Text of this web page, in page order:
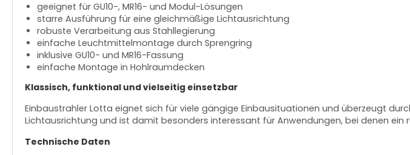
geeignet für GU10-, MR16- und Modul-Lösungen
starre Ausführung für eine gleichmäßige Lichtausrichtung
robuste Verarbeitung aus Stahllegierung
einfache Leuchtmittelmontage durch Sprengring
inklusive GU10- und MR16-Fassung
einfache Montage in Hohlraumdecken
Klassisch, funktional und vielseitig einsetzbar
Einbaustrahler Lotta eignet sich für viele gängige Einbausituationen und überzeugt
Lichtausrichtung und ist damit besonders interessant für Anwendungen, bei denen ein
Technische Daten